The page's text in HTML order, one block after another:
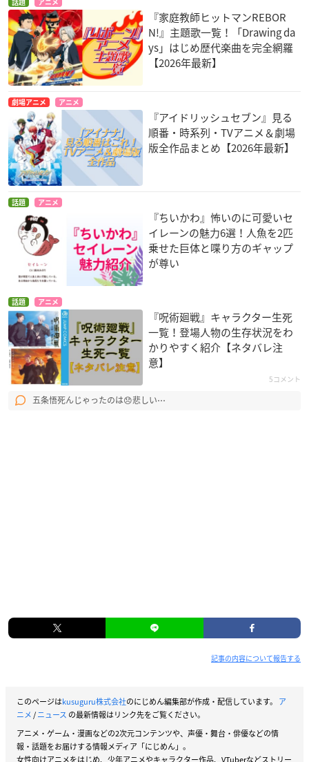
話題 アニメ
『家庭教師ヒットマンREBOR
N!』主題歌一覧！「Drawing da
ys」はじめ歴代楽曲を完全網羅
【2026年最新】
劇場アニメ アニメ
『アイドリッシュセブン』見る
順番・時系列・TVアニメ＆劇場
版全作品まとめ【2026年最新】
話題 アニメ
『ちいかわ』怖いのに可愛いセ
イレーンの魅力6選！人魚を2匹
乗せた巨体と喋り方のギャップ
が尊い
話題 アニメ
『呪術廻戦』キャラクター生死
一覧！登場人物の生存状況をわ
かりやすく紹介【ネタバレ注
意】
5コメント
五条悟死んじゃったのは😞悲しい⋯
記事の内容について報告する
このページはkusuguru株式会社のにじめん編集部が作成・配信しています。 ア
ニメ/ニュース の最新情報はリンク先をご覧ください。
アニメ・ゲーム・漫画などの2次元コンテンツや、声優・舞台・俳優などの情
報・話題をお届けする情報メディア「にじめん」。